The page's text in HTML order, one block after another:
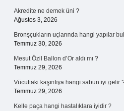
Akredite ne demek üni ?
Ağustos 3, 2026
Bronşçukların uçlarında hangi yapılar
Temmuz 30, 2026
Mesut Özil Ballon d’Or aldı mı ?
Temmuz 29, 2026
Vücuttaki kaşıntıya hangi sabun iyi gelir
Temmuz 29, 2026
Kelle paça hangi hastalıklara iyidir ?